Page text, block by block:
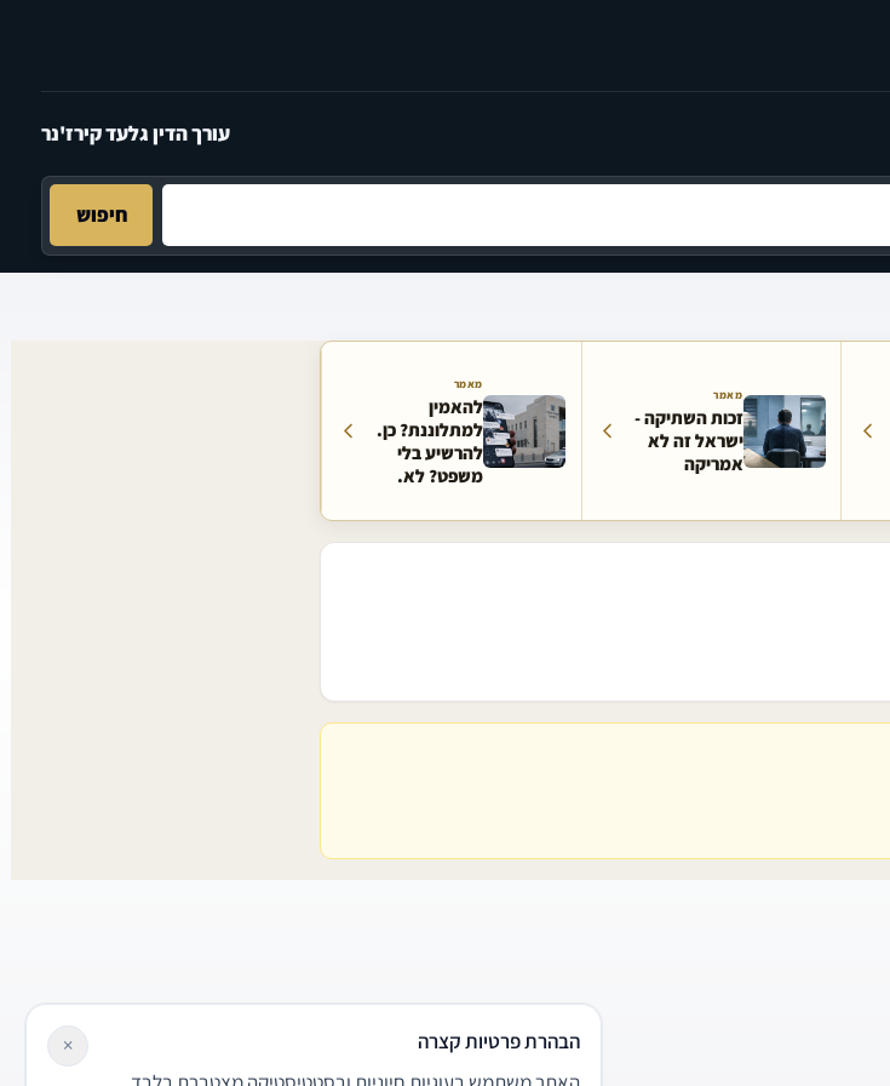
עורך הדין גלעד קירז'נר
חיפוש
מאמר
זכות השתיקה -
ישראל זה לא
אמריקה
מאמר
להאמין
למתלוננת? כן.
להרשיע בלי
משפט? לא.
הבהרת פרטיות קצרה
×